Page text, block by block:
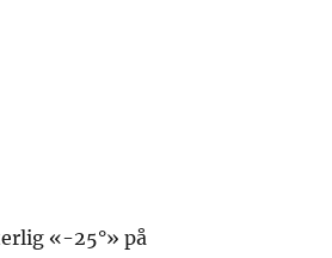
«-25°» på